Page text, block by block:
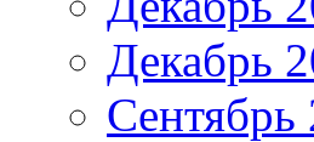
Декабрь
Сентябрь